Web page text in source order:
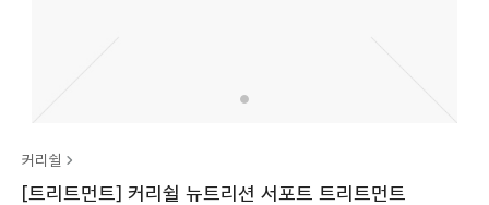
커리쉴
[트리트먼트] 커리쉴 뉴트리션 서포트 트리트먼트